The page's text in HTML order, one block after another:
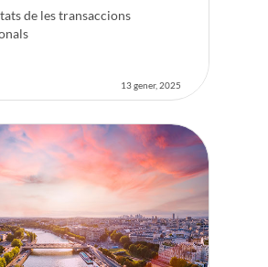
de les transaccions
13 gener, 2025